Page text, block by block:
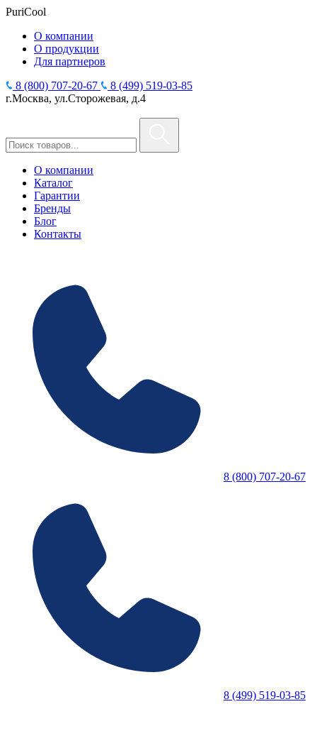
PuriCool
О компании
О продукции
Для партнеров
8 (800) 707-20-67
8 (499) 519-03-85
г.Москва, ул.Сторожевая, д.4
О компании
Каталог
Гарантии
Бренды
Блог
Контакты
8 (800) 707-20-67
8 (499) 519-03-85